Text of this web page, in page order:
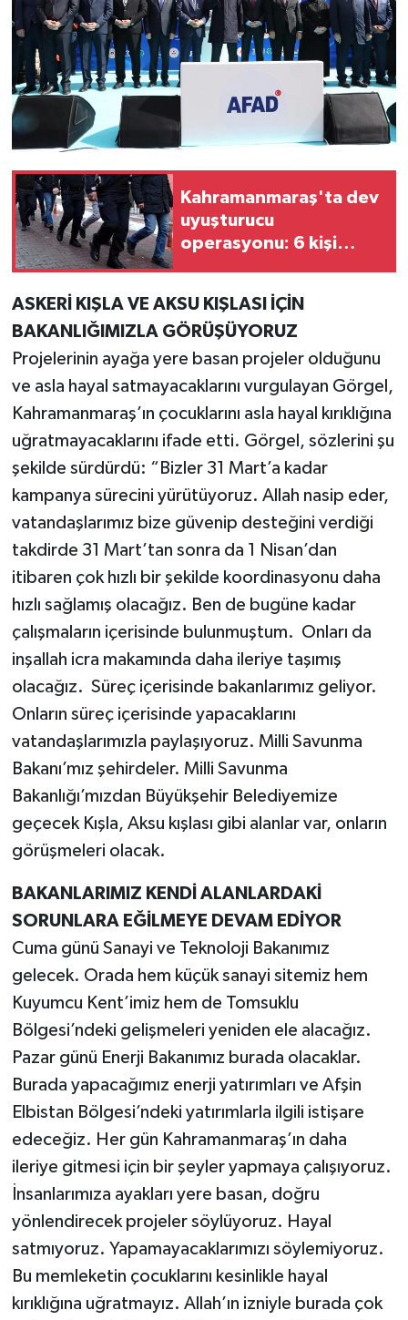
Kahramanmaraş'ta dev
uyuşturucu
operasyonu: 6 kişi
ASKERİ KIŞLA VE AKSU KIŞLASI İÇİN
BAKANLIĞIMIZLA GÖRÜŞÜYORUZ
Projelerinin ayağa yere basan projeler olduğunu
ve asla hayal satmayacaklarını vurgulayan Görgel,
Kahramanmaraş’ın çocuklarını asla hayal kırıklığına
uğratmayacaklarını ifade etti. Görgel, sözlerini şu
şekilde sürdürdü: “Bizler 31 Mart’a kadar
kampanya sürecini yürütüyoruz. Allah nasip eder,
vatandaşlarımız bize güvenip desteğini verdiği
takdirde 31 Mart’tan sonra da 1 Nisan’dan
itibaren çok hızlı bir şekilde koordinasyonu daha
hızlı sağlamış olacağız. Ben de bugüne kadar
çalışmaların içerisinde bulunmuştum. Onları da
inşallah icra makamında daha ileriye taşımış
olacağız. Süreç içerisinde bakanlarımız geliyor.
Onların süreç içerisinde yapacaklarını
vatandaşlarımızla paylaşıyoruz. Milli Savunma
Bakanı’mız şehirdeler. Milli Savunma
Bakanlığı’mızdan Büyükşehir Belediyemize
geçecek Kışla, Aksu kışlası gibi alanlar var, onların
görüşmeleri olacak.
BAKANLARIMIZ KENDİ ALANLARDAKİ
SORUNLARA EĞİLMEYE DEVAM EDİYOR
Cuma günü Sanayi ve Teknoloji Bakanımız
gelecek. Orada hem küçük sanayi sitemiz hem
Kuyumcu Kent’imiz hem de Tomsuklu
Bölgesi’ndeki gelişmeleri yeniden ele alacağız.
Pazar günü Enerji Bakanımız burada olacaklar.
Burada yapacağımız enerji yatırımları ve Afşin
Elbistan Bölgesi’ndeki yatırımlarla ilgili istişare
edeceğiz. Her gün Kahramanmaraş’ın daha
ileriye gitmesi için bir şeyler yapmaya çalışıyoruz.
İnsanlarımıza ayakları yere basan, doğru
yönlendirecek projeler söylüyoruz. Hayal
satmıyoruz. Yapamayacaklarımızı söylemiyoruz.
Bu memleketin çocuklarını kesinlikle hayal
kırıklığına uğratmayız. Allah’ın izniyle burada çok